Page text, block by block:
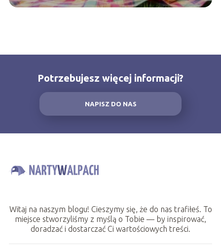
Potrzebujesz więcej informacji?
NAPISZ DO NAS
Witaj na naszym blogu! Cieszymy się, że do nas trafiłeś. To
miejsce stworzyliśmy z myślą o Tobie — by inspirować,
doradzać i dostarczać Ci wartościowych treści.